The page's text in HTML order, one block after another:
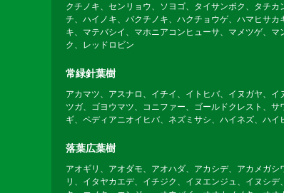
クチノキ、センリョウ、ソヨゴ、タイサンボク、タチ
チ、ハイノキ、バクチノキ、ハクチョウゲ、ハマヒサ
キ、マテバシイ、マホニアコンヒューサ、マメツゲ、
ク、レッドロビン
常緑針葉樹
アカマツ、アスナロ、イチイ、イトヒバ、イヌガヤ、
ツガ、ゴヨウマツ、コニファー、ゴールドクレスト、
ギ、ペディアニオイヒバ、ネズミサシ、ハイネズ、ハ
落葉広葉樹
アオギリ、アオダモ、アオハダ、アカシデ、アカメガ
リ、イタヤカエデ、イチジク、イヌエンジュ、イヌシ